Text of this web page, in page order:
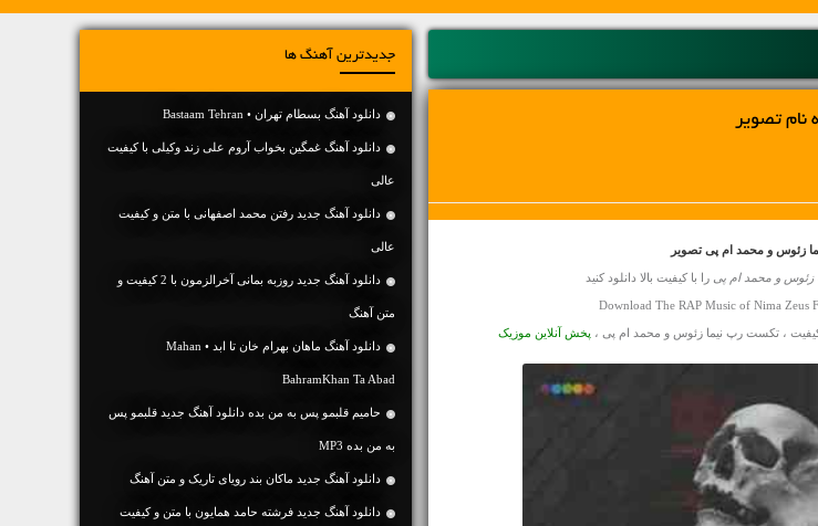
تصویر
زئوس و محمد ام پی تصویر
زئوس و محمد ام پی را با کیفیت بالا دانلود کنید
Download The RAP Music of Nima Zeus
پخش آنلاین موزیک
جدیدترین آهنگ ها
دانلود آهنگ بسطام تهران • Bastaam Tehran
دانلود آهنگ غمگین بخواب آروم علی زند وکیلی با کیفیت
عالی
دانلود آهنگ جديد رفتن محمد اصفهانی با متن و کیفیت
عالی
دانلود آهنگ جديد روزبه بمانی آخرالزمون با 2 کیفیت و
متن آهنگ
دانلود آهنگ ماهان بهرام خان تا ابد • Mahan
BahramKhan Ta Abad
حامیم قلبمو پس به من بده دانلود آهنگ جدید قلبمو پس
به من بده MP3
دانلود آهنگ جديد ماکان بند رویای تاریک و متن آهنگ
دانلود آهنگ جديد فرشته حامد همایون با متن و کیفیت